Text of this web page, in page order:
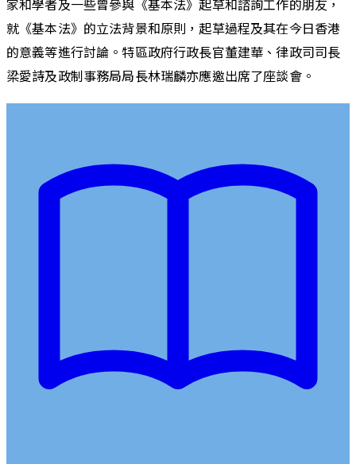
家和學者及一些曾參與《基本法》起草和諮詢工作的朋友，
就《基本法》的立法背景和原則，起草過程及其在今日香港
的意義等進行討論。特區政府行政長官董建華、律政司司長
梁愛詩及政制事務局局長林瑞麟亦應邀出席了座談會。